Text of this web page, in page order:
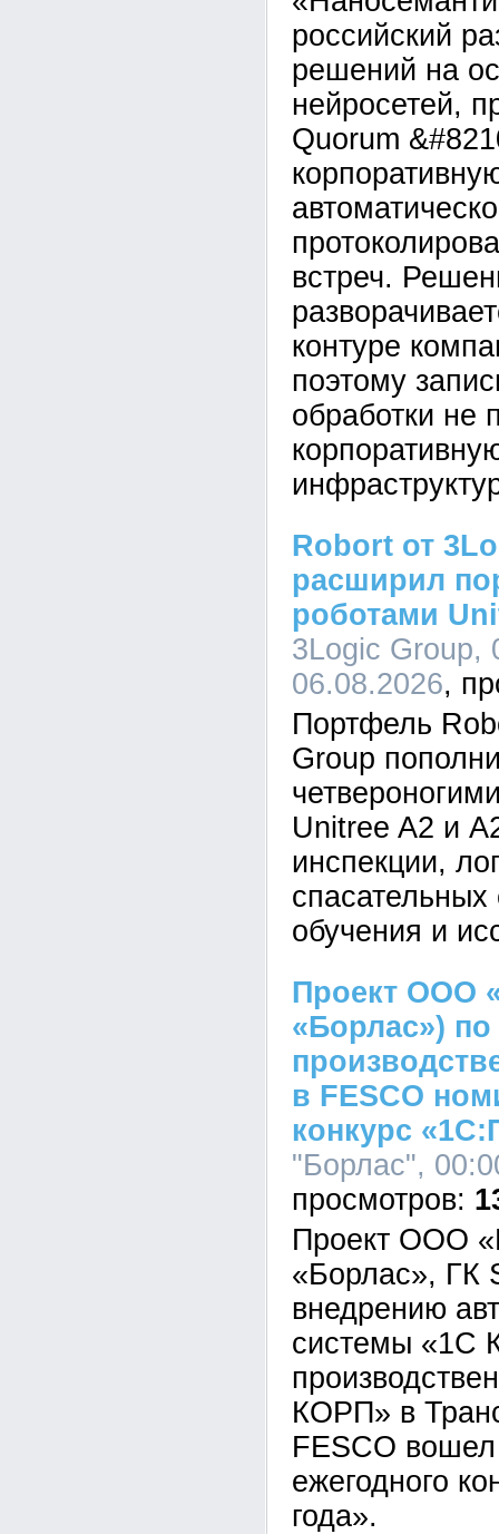
российский
решений на
нейросетей,
Quorum
встреч.
контуре
поэтому
обработки не
Robort от
расширил
роботами
3Logic Group,
06.08.2026
Портфель
Group
Unitree A2 и
инспекции,
обучения и
Проект ООО
«Борлас»)
в FESCO
конкурс
"Борлас",
Проект ООО
«Борлас», ГК
внедрению
системы «1С
КОРП» в
FESCO
ежегодного
года».